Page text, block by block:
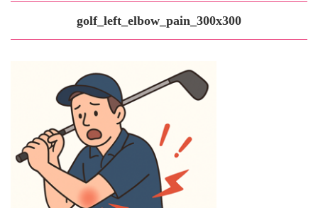
golf_left_elbow_pain_300x300